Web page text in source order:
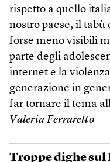
rispetto a quello
nostro paese, il
forse meno visibili
parte degli
internet e la
generazione in
far tornare il tema
Valeria Ferraretto
Troppe dighe sul